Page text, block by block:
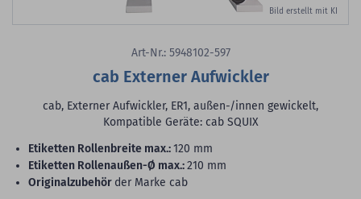
Bild erstellt mit KI
Art-Nr.: 5948102-597
cab Externer Aufwickler
cab, Externer Aufwickler, ER1, außen-/innen gewickelt,
Kompatible Geräte: cab SQUIX
Etiketten Rollenbreite max.:120 mm
Etiketten Rollenaußen-Ø max.:210 mm
Originalzubehör der Marke cab